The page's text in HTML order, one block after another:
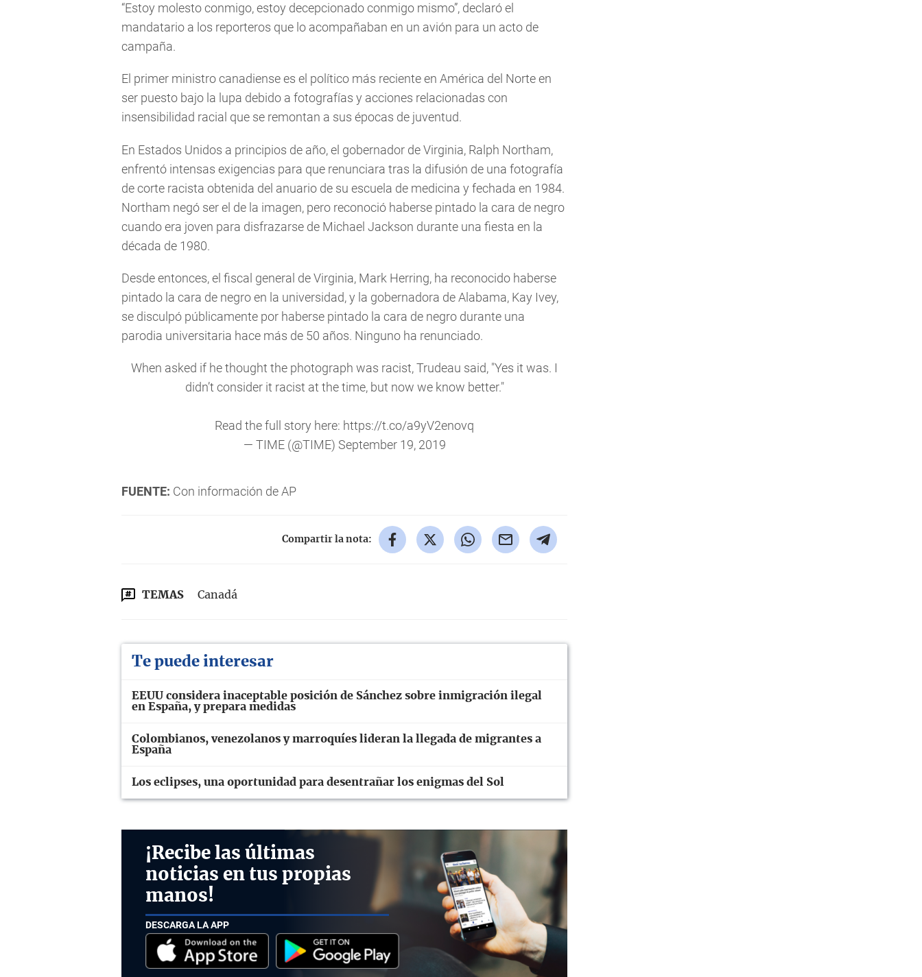
“Estoy molesto conmigo, estoy decepcionado conmigo mismo”, declaró el
mandatario a los reporteros que lo acompañaban en un avión para un acto de
campaña.
El primer ministro canadiense es el político más reciente en América del Norte en
ser puesto bajo la lupa debido a fotografías y acciones relacionadas con
insensibilidad racial que se remontan a sus épocas de juventud.
En Estados Unidos a principios de año, el gobernador de Virginia, Ralph Northam,
enfrentó intensas exigencias para que renunciara tras la difusión de una fotografía
de corte racista obtenida del anuario de su escuela de medicina y fechada en 1984.
Northam negó ser el de la imagen, pero reconoció haberse pintado la cara de negro
cuando era joven para disfrazarse de Michael Jackson durante una fiesta en la
década de 1980.
Desde entonces, el fiscal general de Virginia, Mark Herring, ha reconocido haberse
pintado la cara de negro en la universidad, y la gobernadora de Alabama, Kay Ivey,
se disculpó públicamente por haberse pintado la cara de negro durante una
parodia universitaria hace más de 50 años. Ninguno ha renunciado.
When asked if he thought the photograph was racist, Trudeau said, "Yes it was. I
didn’t consider it racist at the time, but now we know better."
Read the full story here: https://t.co/a9yV2enovq
— TIME (@TIME) September 19, 2019
FUENTE: Con información de AP
Compartir la nota:
TEMAS Canadá
Te puede interesar
EEUU considera inaceptable posición de Sánchez sobre inmigración ilegal
en España, y prepara medidas
Colombianos, venezolanos y marroquíes lideran la llegada de migrantes a
España
Los eclipses, una oportunidad para desentrañar los enigmas del Sol
¡Recibe las últimas
noticias en tus propias
manos!
DESCARGA LA APP